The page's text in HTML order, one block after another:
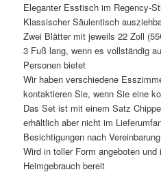
Eleganter Esstisch im Regency-
Klassischer Säulentisch
Zwei Blätter mit jeweils 22 Zoll
3 Fuß lang, wenn es vollständig
Personen bietet
Wir haben verschiedene
kontaktieren Sie, wenn Sie eine
Das Set ist mit einem Satz
erhältlich aber nicht im
Besichtigungen nach
Wird in toller Form angeboten
Heimgebrauch bereit